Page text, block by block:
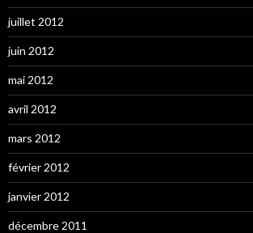
juillet 2012
juin 2012
mai 2012
avril 2012
mars 2012
février 2012
janvier 2012
décembre 2011